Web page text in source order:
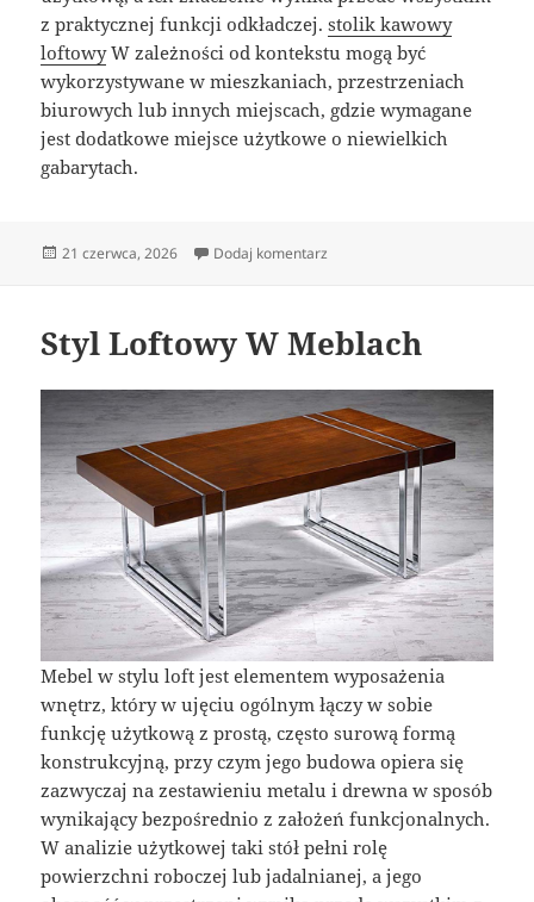
z praktycznej funkcji odkładczej.stolik kawowy
loftowyW zależności od kontekstu mogą być
wykorzystywane w mieszkaniach, przestrzeniach
biurowych lub innych miejscach, gdzie wymagane
jest dodatkowe miejsce użytkowe o niewielkich
gabarytach.
Data
21 czerwca, 2026 Dodaj komentarz
Styl Loftowy W Meblach
Mebel w stylu loft jest elementem wyposażenia
wnętrz, który w ujęciu ogólnym łączy w sobie
funkcję użytkową z prostą, często surową formą
konstrukcyjną, przy czym jego budowa opiera się
zazwyczaj na zestawieniu metalu i drewna w sposób
wynikający bezpośrednio z założeń funkcjonalnych.
W analizie użytkowej taki stół pełni rolę
powierzchni roboczej lub jadalnianej, a jego